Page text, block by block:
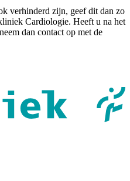
verhinderd zijn, geef dit dan zo
Cardiologie. Heeft u na het
dan contact op met de